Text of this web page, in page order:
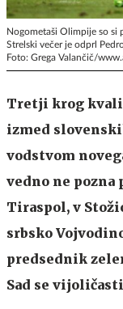
Nogometaši Olimpije so
Strelski večer je odprl
Foto: Grega Valančič/
Tretji krog
izmed
vodstvom
vedno ne pozna
Tiraspol, v
srbsko
predsednik
Sad se